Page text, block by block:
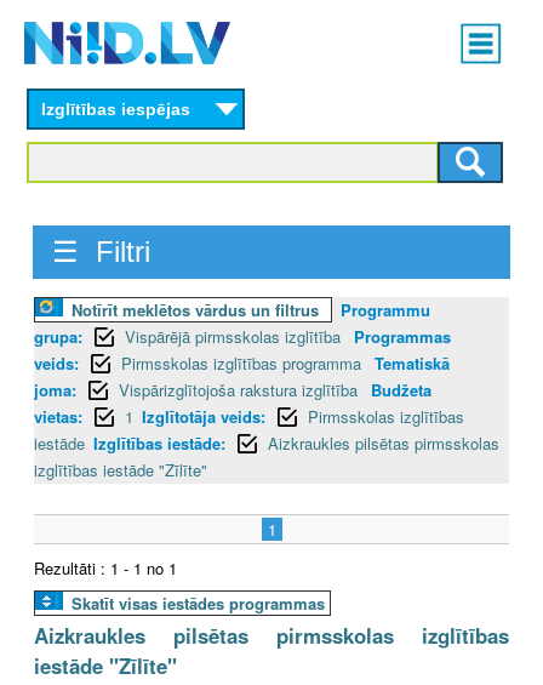
content
Main
menu
Izglītības iespējas
☰ Filtri
Notīrīt meklētos vārdus un filtrus
Programmu
grupa:
Vispārējā pirmsskolas izglītība
Programmas
veids:
Pirmsskolas izglītības programma Tematiskā
joma:
Vispārizglītojoša rakstura izglītība
Budžeta
vietas:
1 Izglītotāja veids:
Pirmsskolas izglītības
iestāde Izglītības iestāde:
Aizkraukles pilsētas pirmsskolas
izglītības iestāde "Zīlīte"
1
Rezultāti : 1 - 1 no 1
Skatīt visas iestādes programmas
Aizkraukles pilsētas pirmsskolas izglītības
iestāde "Zīlīte"